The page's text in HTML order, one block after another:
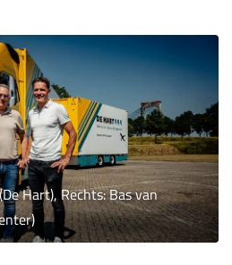
Hart), Rechts: Bas van